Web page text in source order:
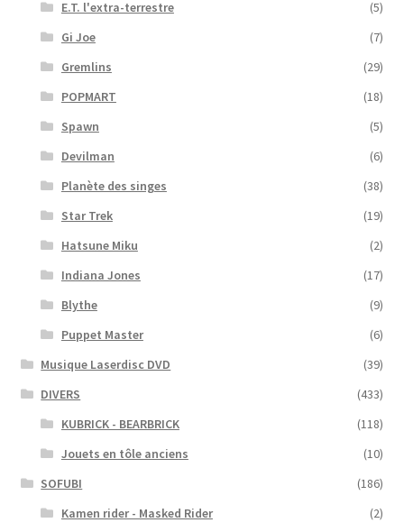
E.T. l'extra-terrestre
(5)
Gi Joe
(7)
Gremlins
(29)
POPMART
(18)
Spawn
(5)
Devilman
(6)
Planète des singes
(38)
Star Trek
(19)
Hatsune Miku
(2)
Indiana Jones
(17)
Blythe
(9)
Puppet Master
(6)
Musique Laserdisc DVD
(39)
DIVERS
(433)
KUBRICK - BEARBRICK
(118)
Jouets en tôle anciens
(10)
SOFUBI
(186)
Kamen rider - Masked Rider
(2)